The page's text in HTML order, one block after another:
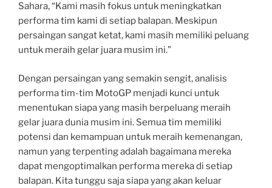
Sahara, “Kami masih fokus untuk meningkatkan
performa tim kami di setiap balapan. Meskipun
persaingan sangat ketat, kami masih memiliki peluang
untuk meraih gelar juara musim ini.”
Dengan persaingan yang semakin sengit, analisis
performa tim-tim MotoGP menjadi kunci untuk
menentukan siapa yang masih berpeluang meraih
gelar juara dunia musim ini. Semua tim memiliki
potensi dan kemampuan untuk meraih kemenangan,
namun yang terpenting adalah bagaimana mereka
dapat mengoptimalkan performa mereka di setiap
balapan. Kita tunggu saja siapa yang akan keluar